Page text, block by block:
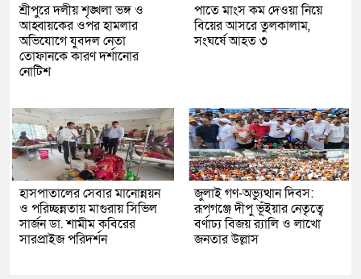
শ্রীপুরে দলীয় শৃঙ্খলা ভঙ্গ ও
আহ্বায়কের ওপর হামলার
অভিযোগে যুবদল নেতা
তোফানকে কারণ দর্শানোর
নোটিশ
পাতে মাংস কম দেওয়া নিয়ে
বিয়ের আসরে তুলকালাম,
সংঘর্ষে আহত ৩
হাসপাতালের সেবার মানোন্নয়ন
ও পরিচ্ছন্নতায় মাগুরায় সিভিল
সার্জন ডা. শামীম কবিরের
সারপ্রাইজ পরিদর্শন
জুলাই গণ-অভ্যুত্থান দিবস:
রূপগঞ্জে দীপু ভূঁইয়ার নেতৃত্বে
বর্ণাঢ্য বিজয় র‌্যালি ও লাখো
জনতার উল্লাস